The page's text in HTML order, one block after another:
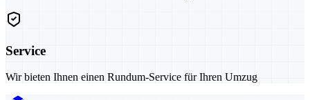
Service
Wir bieten Ihnen einen Rundum-Service für Ihren Umzug